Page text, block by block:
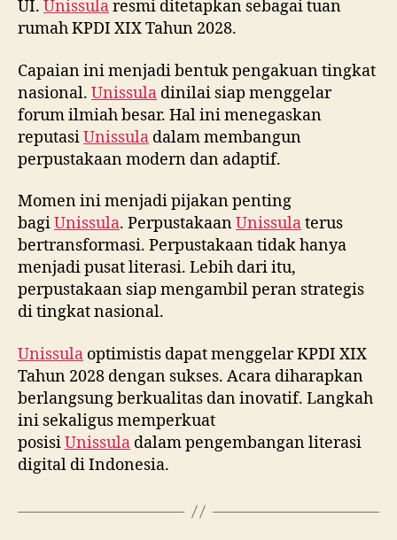
UI. Unissularesmi ditetapkan sebagai tuan
rumah KPDI XIX Tahun 2028.
Capaian ini menjadi bentuk pengakuan tingkat
nasional. Unissula dinilai siap menggelar
forum ilmiah besar. Hal ini menegaskan
reputasiUnissula dalam membangun
perpustakaan modern dan adaptif.
Momen ini menjadi pijakan penting
bagiUnissula. PerpustakaanUnissulaterus
bertransformasi. Perpustakaan tidak hanya
menjadi pusat literasi. Lebih dari itu,
perpustakaan siap mengambil peran strategis
di tingkat nasional.
Unissula optimistis dapat menggelar KPDI XIX
Tahun 2028 dengan sukses. Acara diharapkan
berlangsung berkualitas dan inovatif. Langkah
ini sekaligus memperkuat
posisiUnissula dalam pengembangan literasi
digital di Indonesia.